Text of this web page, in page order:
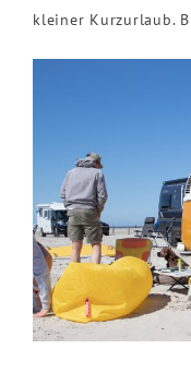
kleiner Kurzurlaub.